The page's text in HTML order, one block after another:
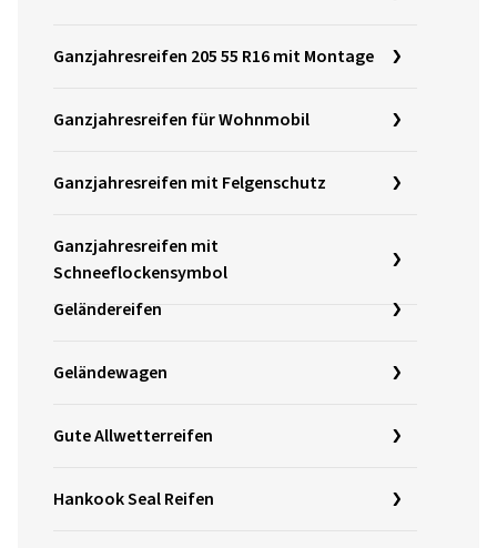
Ganzjahresreifen 205 55 R16 mit Montage
Ganzjahresreifen für Wohnmobil
Ganzjahresreifen mit Felgenschutz
Ganzjahresreifen mit
Schneeflockensymbol
Geländereifen
Geländewagen
Gute Allwetterreifen
Hankook Seal Reifen